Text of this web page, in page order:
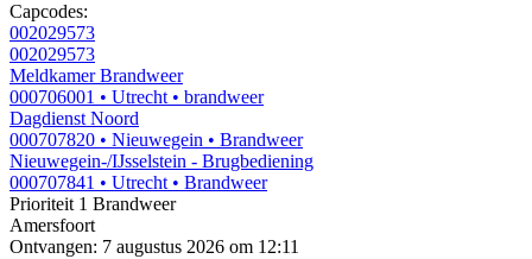
Capcodes:
002029573
002029573
Meldkamer Brandweer
000706001 • Utrecht • brandweer
Dagdienst Noord
000707820 • Nieuwegein • Brandweer
Nieuwegein-/IJsselstein - Brugbediening
000707841 • Utrecht • Brandweer
Prioriteit 1 Brandweer
Amersfoort
Ontvangen: 7 augustus 2026 om 12:11